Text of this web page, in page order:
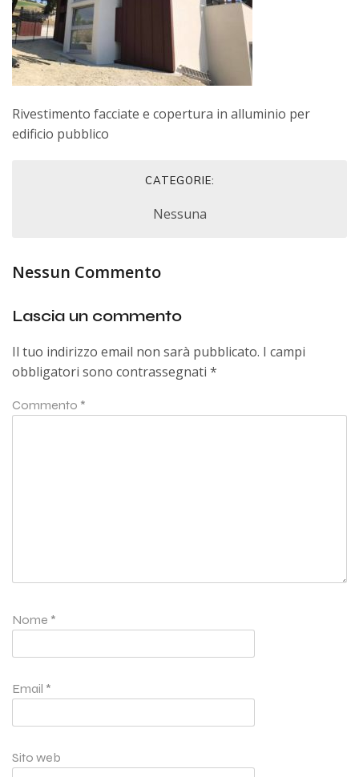
Rivestimento facciate e copertura in alluminio per
edificio pubblico
CATEGORIE:
Nessuna
Nessun Commento
Lascia un commento
Il tuo indirizzo email non sarà pubblicato. I campi
obbligatori sono contrassegnati *
Commento *
Nome *
Email *
Sito web